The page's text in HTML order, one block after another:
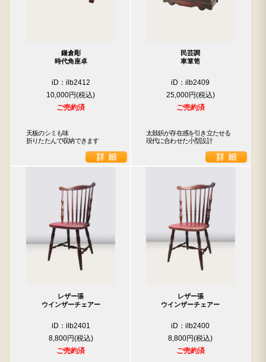
鎌倉彫
時代角座卓
iD：ilb2412
10,000円
ご売約済
天板のシミも味
折りたたんで収納できます
民芸調
車箪笥
iD：ilb2409
25,000円
ご売約済
太鼓鋲が存在感を引き立たせる
現代に合わせた小型設計
レザー張
ウインザーチェアー
iD：ilb2401
8,800円
ご売約済
レザー張
ウインザーチェアー
iD：ilb2400
8,800円
ご売約済